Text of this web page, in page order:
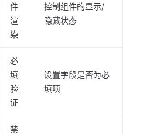
件
渲
染
控制组件的显示/
隐藏状态
必
填
验
证
设置字段是否为必
填项
禁